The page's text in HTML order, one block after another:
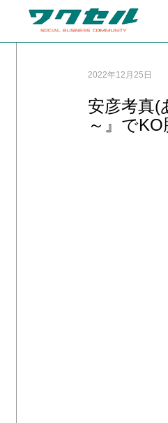
2022年12月25日
安彦考真
～』でKO